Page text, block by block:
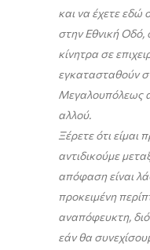
και να έχετε εδώ
στην Εθνική Οδό,
κίνητρα σε
εγκατασταθούν
Μεγαλουπόλεως
αλλού.
Ξέρετε ότι είμαι
αντιδικούμε
απόφαση είναι
προκειμένη
αναπόφευκτη,
εάν θα